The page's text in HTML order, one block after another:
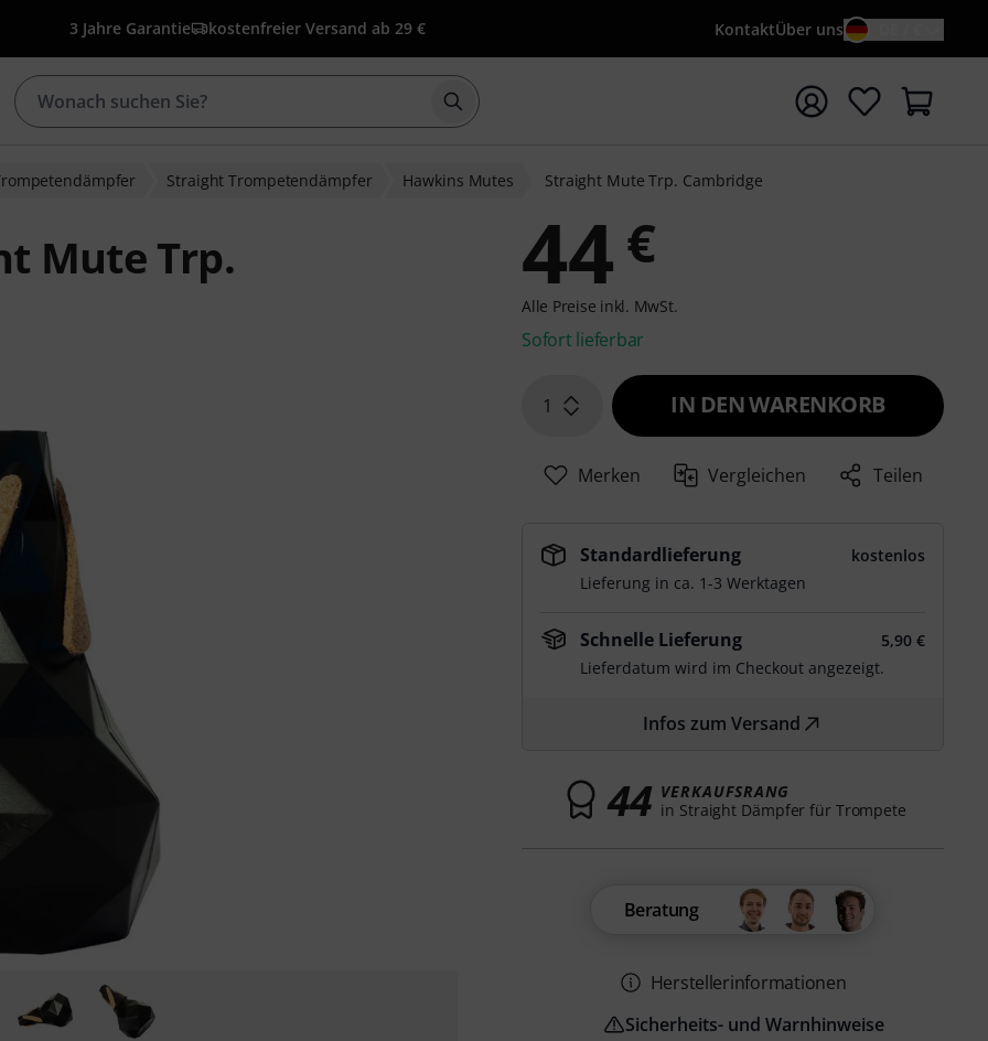
3 Jahre Garantie kostenfreier Versand ab 29 € KontaktÜber uns
Suche mit Suchwort {searchTerm} starten
Straight Trompetendämpfer Hawkins Mutes Straight Mute Trp. Cambridge
Mute Trp.
44 €
Alle Preise inkl. MwSt.
Sofort lieferbar
1 IN DEN WARENKORB
Merken Vergleichen Teilen
Standardlieferung
kostenlos
Lieferung in ca. 1-3 Werktagen
Schnelle Lieferung
5,90 €
Lieferdatum wird im Checkout angezeigt.
Infos zum Versand
44 VERKAUFSRANG
in Straight Dämpfer für Trompete
Beratung
Herstellerinformationen
Sicherheits- und Warnhinweise